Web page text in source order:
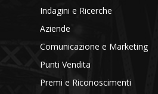
Indagini e Ricerche
Aziende
Comunicazione e Marketing
Punti Vendita
Premi e Riconoscimenti